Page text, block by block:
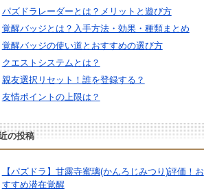
パズドラレーダーとは？メリットと遊び方
覚醒バッジとは？入手方法・効果・種類まとめ
覚醒バッジの使い道とおすすめの選び方
クエストシステムとは？
親友選択リセット！誰を登録する？
友情ポイントの上限は？
の投稿
【パズドラ】甘露寺蜜璃(かんろじみつり)評価！お
すすめ潜在覚醒